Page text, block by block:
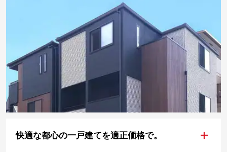
快適な都心の一戸建てを適正価格で。 +